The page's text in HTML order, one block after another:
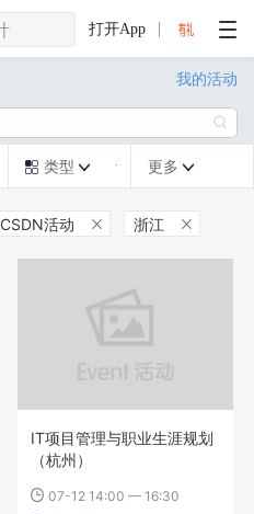
打开App
我的活动

 类型  更多 
CSDN活动  浙江 
IT项目管理与职业生涯规划
（杭州）
 07-12 14:00 — 16:30